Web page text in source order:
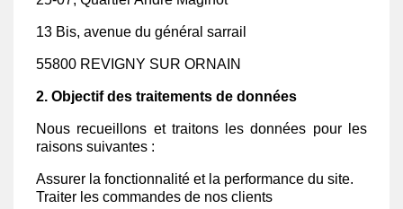
13 Bis, avenue du général sarrail
55800 REVIGNY SUR ORNAIN
2. Objectif des traitements de données
Nous recueillons et traitons les données pour les
raisons suivantes :
Assurer la fonctionnalité et la performance du site.
Traiter les commandes de nos clients